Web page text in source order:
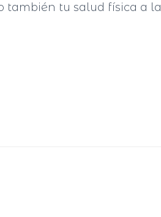
también tu salud física a